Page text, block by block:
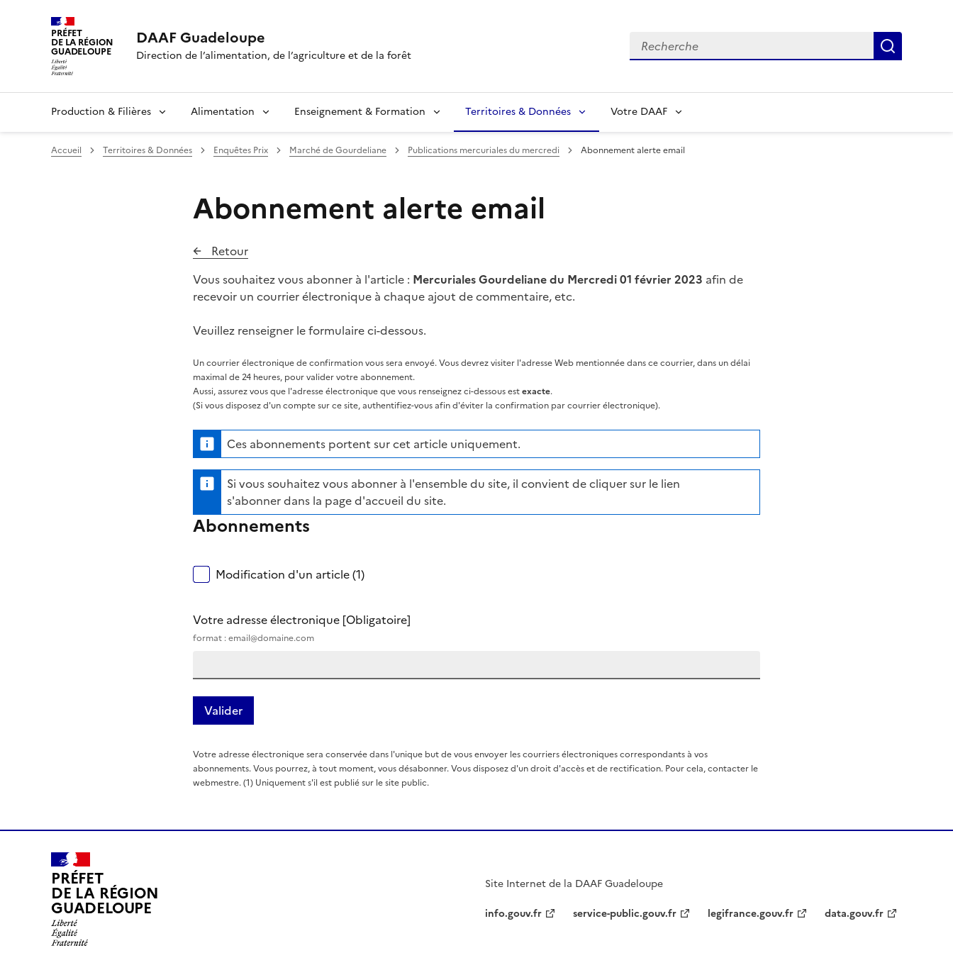
PRÉFET
DE LA RÉGION
GUADELOUPE
DAAF Guadeloupe
Direction de l’alimentation, de l’agriculture et de la forêt
Recherche
Production & Filières Alimentation Enseignement & Formation Territoires & Données Votre DAAF
Accueil Territoires & Données Enquêtes Prix Marché de Gourdeliane Publications mercuriales du mercredi Abonnement alerte email
Abonnement alerte email
Retour
Vous souhaitez vous abonner à l'article : Mercuriales Gourdeliane du Mercredi 01 février 2023 afin de
recevoir un courrier électronique à chaque ajout de commentaire, etc.
Veuillez renseigner le formulaire ci-dessous.
Un courrier électronique de confirmation vous sera envoyé. Vous devrez visiter l'adresse Web mentionnée dans ce courrier, dans un délai
maximal de 24 heures, pour valider votre abonnement.
Aussi, assurez vous que l'adresse électronique que vous renseignez ci-dessous estexacte.
(Si vous disposez d'un compte sur ce site, authentifiez-vous afin d'éviter la confirmation par courrier électronique).
Ces abonnements portent sur cet article uniquement.
Si vous souhaitez vous abonner à l'ensemble du site, il convient de cliquer sur le lien
s'abonner dans la page d'accueil du site.
Abonnements
Modification d'un article (1)
Votre adresse électronique [Obligatoire]
format : email@domaine.com
Votre adresse électronique sera conservée dans l'unique but de vous envoyer les courriers électroniques correspondants à vos
abonnements. Vous pourrez, à tout moment, vous désabonner. Vous disposez d'un droit d'accès et de rectification. Pour cela, contacter le
webmestre. (1) Uniquement s'il est publié sur le site public.
PRÉFET
DE LA RÉGION
GUADELOUPE
Site Internet de la DAAF Guadeloupe
info.gouv.fr
service-public.gouv.fr legifrance.gouv.fr data.gouv.fr